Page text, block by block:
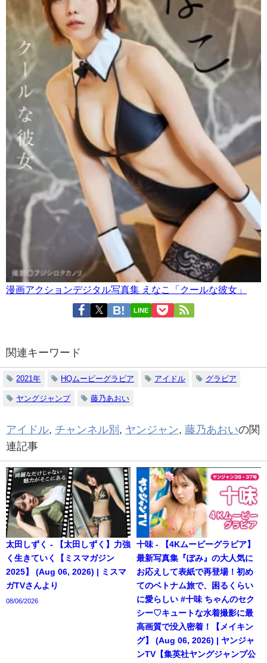
漫画アクションデジタル写真集 えなこ「クールな彼女」
LINE
関連キーワード
2021年 HQムービーグラビア アイドル グラビア
ヤングジャンプ 藤乃あおい
アイドル, チャンネル別 , ヤンジャン, 藤乃あおいの関
連記事
太田しずく - 【太田しずく】力強
く生きていく【ミスマガジン
2025】 (Aug 06, 2026) | ミスマ
ガTVさんより
08/06/2026
十味 - 【4Kムービーグラビア】
最新写真集『ぽみ』の大人気に
お応えして表紙で再登場！初め
てのベトナム旅で、困るくらい
に愛らしい #十味 ちゃんのセク
シー♡キュートな水着撮影に最
高画質で没入密着！【メイキン
グ】 (Aug 06, 2026) | ヤンジャ
ンTV【集英社ヤングジャンプ公